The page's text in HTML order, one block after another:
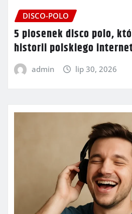
DISCO-POLO
5 piosenek disco polo,
historii polskiego
admin lip 30, 2026